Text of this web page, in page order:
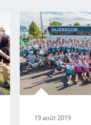
19 août 2019